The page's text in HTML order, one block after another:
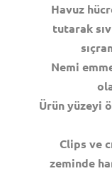
Havuz
tutarak
Nemi
Ürün yüzeyi
Clips ve
zeminde